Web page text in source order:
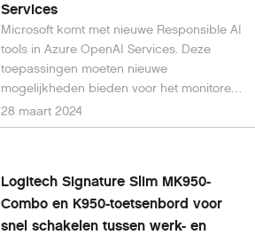
Services
Microsoft komt met nieuwe Responsible AI
tools in Azure OpenAI Services. Deze
toepassingen moeten nieuwe
mogelijkheden bieden voor het monitoren,
evalueren en verminderen van belangrijke
beveiligingskwesties.
28 maart 2024
Logitech Signature Slim MK950-
Combo en K950-toetsenbord voor
snel schakelen tussen werk- en